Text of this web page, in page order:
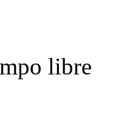
libre